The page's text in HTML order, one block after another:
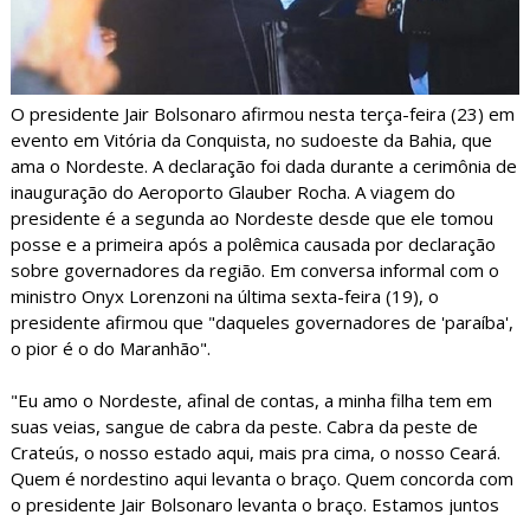
O presidente Jair Bolsonaro afirmou nesta terça-feira (23) em
evento em Vitória da Conquista, no sudoeste da Bahia, que
ama o Nordeste. A declaração foi dada durante a cerimônia de
inauguração do Aeroporto Glauber Rocha. A viagem do
presidente é a segunda ao Nordeste desde que ele tomou
posse e a primeira após a polêmica causada por declaração
sobre governadores da região. Em conversa informal com o
ministro Onyx Lorenzoni na última sexta-feira (19), o
presidente afirmou que "daqueles governadores de 'paraíba',
o pior é o do Maranhão".
"Eu amo o Nordeste, afinal de contas, a minha filha tem em
suas veias, sangue de cabra da peste. Cabra da peste de
Crateús, o nosso estado aqui, mais pra cima, o nosso Ceará.
Quem é nordestino aqui levanta o braço. Quem concorda com
o presidente Jair Bolsonaro levanta o braço. Estamos juntos